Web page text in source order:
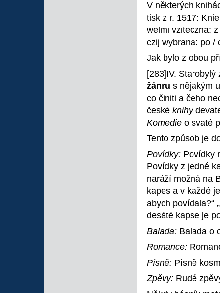
V některých
tisk z r. 1517:
welmi vziteczna:
czij wybrana: po /
Jak bylo z obou
[283]IV.
žánru s nějakým
co činiti a čeho
české knihy
Komedie o svaté
Tento způsob je
Povídky: Povídky
Povídky z jedné
naráží možná na
kapes a v každé
abych povídala?“
desáté kapse je
Balada: Balada o
Romance:
Písně: Písně
Zpěvy: Rudé